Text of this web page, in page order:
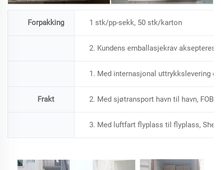
Forpakking 1 stk/pp-sekk, 50 stk/karton
2. Kundens emballasjekrav aksepteres
1. Med internasjonal uttrykkslevering
Frakt 2. Med sjøtransport havn til havn, FOB
3. Med luftfart flyplass til flyplass,